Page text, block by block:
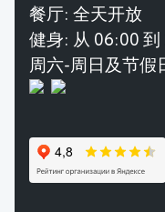
餐厅: 全天开放
健身: 从 06:00 到
周六-周日及节假